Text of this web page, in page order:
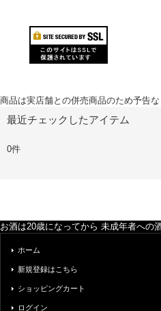
商品は実店舗との併売商品のため予告な
最近チェックしたアイテム
0件
お酒は20歳になってから 未成年者への
ホーム
新規登録はこちら
ショッピングカート
ログイン